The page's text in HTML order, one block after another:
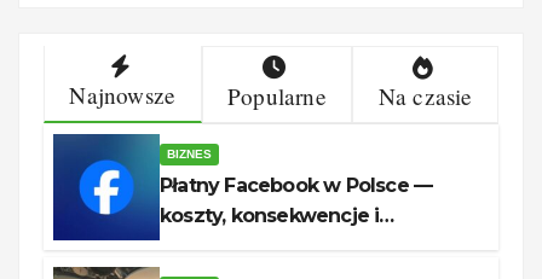
Najnowsze Popularne Na czasie
BIZNES
Płatny Facebook w Polsce —
koszty, konsekwencje i